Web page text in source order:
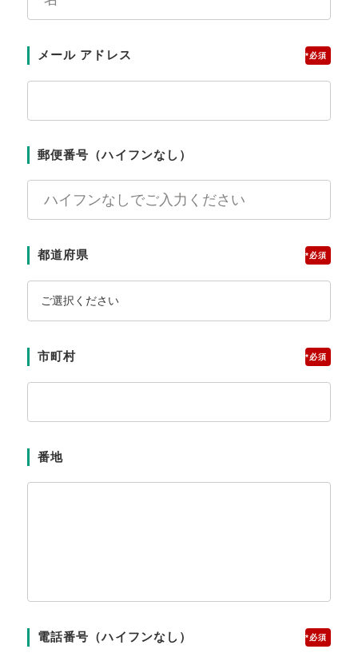
*
メール アドレス
郵便番号（ハイフンなし）
*
都道府県
*
市町村
番地
*
電話番号（ハイフンなし）